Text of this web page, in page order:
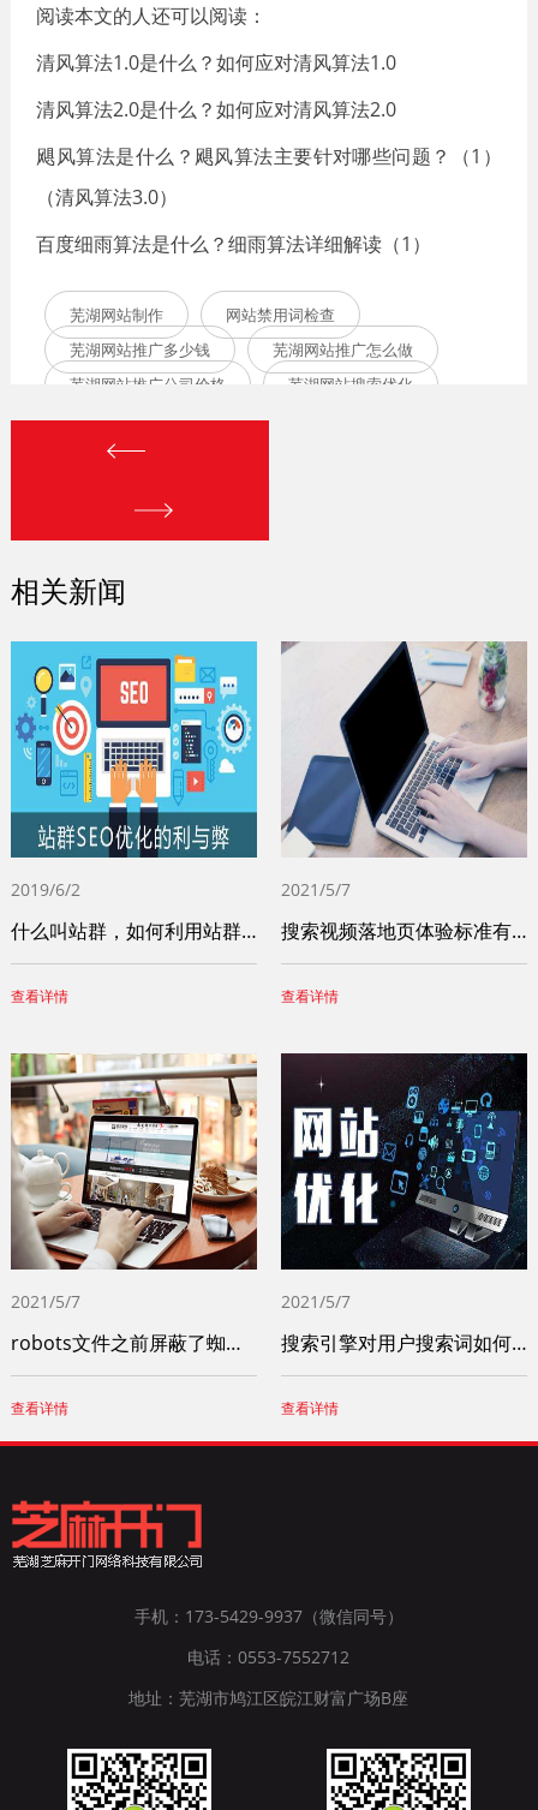
阅读本文的人还可以阅读：
清风算法1.0是什么？如何应对清风算法1.0
清风算法2.0是什么？如何应对清风算法2.0
飓风算法是什么？飓风算法主要针对哪些问题？（1）
（清风算法3.0）
百度细雨算法是什么？细雨算法详细解读（1）
芜湖网站制作
网站禁用词检查
芜湖网站推广多少钱
芜湖网站推广怎么做
芜湖网站推广公司价格
芜湖网站搜索优化
芜湖做网站优化的公司
相关新闻
2019/6/2
什么叫站群，如何利用站群优化网站
查看详情
2021/5/7
搜索视频落地页体验标准有哪几种？自己应该选择哪种
查看详情
2021/5/7
robots文件之前屏蔽了蜘蛛，现已开放，如何更新快照
查看详情
2021/5/7
搜索引擎对用户搜索词如何处理，怎么判断用户搜索词的结果？
查看详情
手机：173-5429-9937（微信同号）
电话：0553-7552712
地址：芜湖市鸠江区皖江财富广场B座